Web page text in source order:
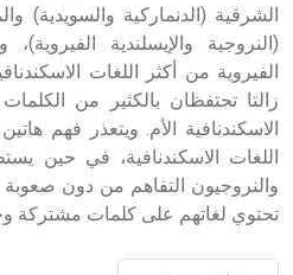
الشرقية (الدنماركية والسويدية)
(النروجية والإيسلندية الفيروية)،
الفيروية من أكثر اللغات
زالتا تحتفظان بالكثير من
الاسكندنافية الأم. ويتعذر فهم
اللغات الاسكندنافية، في حين
والنروجيون التفاهم من دون صعوبة
تحتوي لغاتهم على كلمات مشتركة